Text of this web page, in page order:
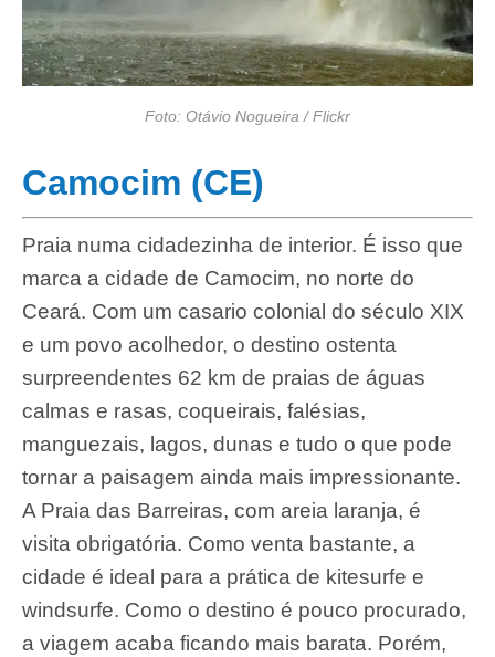
Foto: Otávio Nogueira / Flickr
Camocim (CE)
Praia numa cidadezinha de interior. É isso que
marca a cidade de Camocim, no norte do
Ceará. Com um casario colonial do século XIX
e um povo acolhedor, o destino ostenta
surpreendentes 62 km de praias de águas
calmas e rasas, coqueirais, falésias,
manguezais, lagos, dunas e tudo o que pode
tornar a paisagem ainda mais impressionante.
A Praia das Barreiras, com areia laranja, é
visita obrigatória. Como venta bastante, a
cidade é ideal para a prática de kitesurfe e
windsurfe. Como o destino é pouco procurado,
a viagem acaba ficando mais barata. Porém,